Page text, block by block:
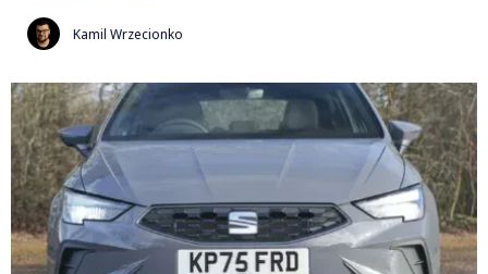
Kamil Wrzecionko